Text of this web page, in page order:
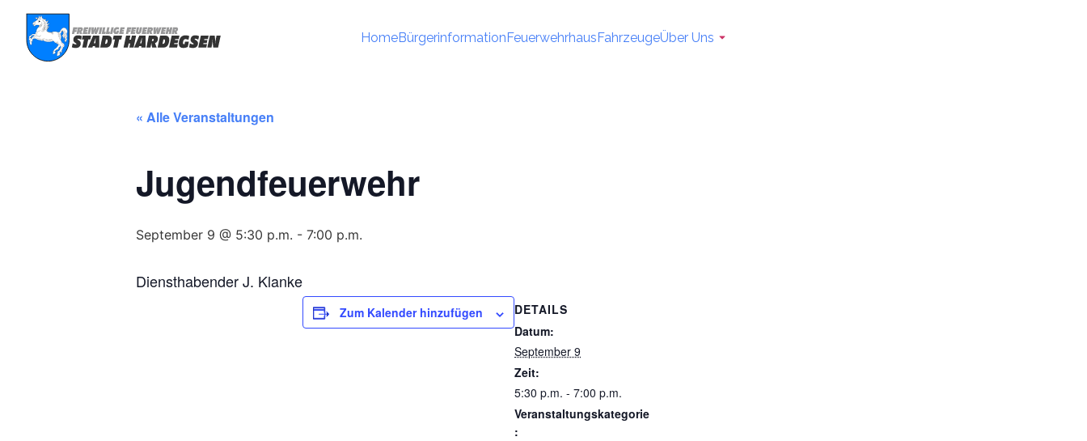
HomeBürgerinformationFeuerwehrhausFahrzeugeÜber Uns
« Alle Veranstaltungen
Jugendfeuerwehr
September 9 @ 5:30 p.m. - 7:00 p.m.
Diensthabender J. Klanke
Zum Kalender hinzufügen
DETAILS
Datum:
September 9
Zeit:
5:30 p.m. - 7:00 p.m.
Veranstaltungskategorie
: